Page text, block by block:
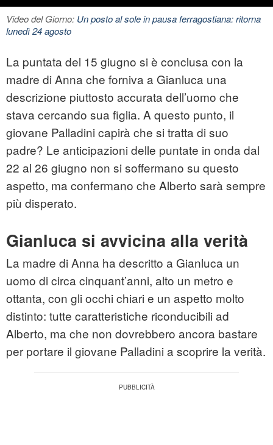
Video del Giorno: Un posto al sole in pausa ferragostiana: ritorna
lunedì 24 agosto
La puntata del 15 giugno si è conclusa con la
madre di Anna che forniva a Gianluca una
descrizione piuttosto accurata dell’uomo che
stava cercando sua figlia. A questo punto, il
giovane Palladini capirà che si tratta di suo
padre? Le anticipazioni delle puntate in onda dal
22 al 26 giugno non si soffermano su questo
aspetto, ma confermano che Alberto sarà sempre
più disperato.
Gianluca si avvicina alla verità
La madre di Anna ha descritto a Gianluca un
uomo di circa cinquant’anni, alto un metro e
ottanta, con gli occhi chiari e un aspetto molto
distinto: tutte caratteristiche riconducibili ad
Alberto, ma che non dovrebbero ancora bastare
per portare il giovane Palladini a scoprire la verità.